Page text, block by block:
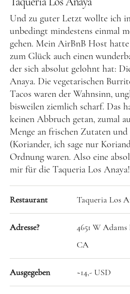
Und zu guter Letzt wollte ich
unbedingt mindestens einmal
gehen. Mein AirBnB Host
zum Glück auch einen
der sich absolut gelohnt hat:
Anaya. Die vegetarischen
Tacos waren der Wahnsinn,
bisweilen ziemlich scharf. Das
keinen Abbruch getan, zumal
Menge an frischen Zutaten
(Koriander, ich sage nur
Ordnung waren. Also eine
mir für die Taqueria Los Anaya!
Restaurant Taqueria Los
Adresse?
4651 W
CA
Ausgegeben ~14,- USD